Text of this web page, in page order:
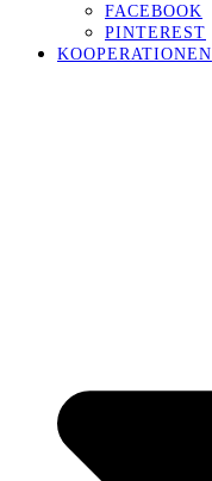
FACEBOOK
PINTEREST
KOOPERATIONEN